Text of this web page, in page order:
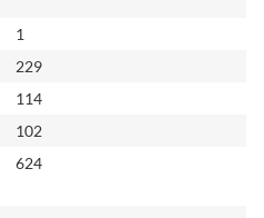
1
229
114
102
624